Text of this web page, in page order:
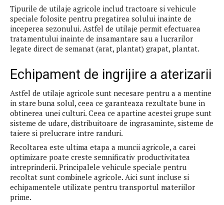
Tipurile de utilaje agricole includ tractoare si vehicule
speciale folosite pentru pregatirea solului inainte de
inceperea sezonului. Astfel de utilaje permit efectuarea
tratamentului inainte de insamantare sau a lucrarilor
legate direct de semanat (arat, plantat) grapat, plantat.
Echipament de ingrijire a aterizarii
Astfel de utilaje agricole sunt necesare pentru a a mentine
in stare buna solul, ceea ce garanteaza rezultate bune in
obtinerea unei culturi. Ceea ce apartine acestei grupe sunt
sisteme de udare, distribuitoare de ingrasaminte, sisteme de
taiere si prelucrare intre randuri.
Recoltarea este ultima etapa a muncii agricole, a carei
optimizare poate creste semnificativ productivitatea
intreprinderii. Principalele vehicule speciale pentru
recoltat sunt combinele agricole. Aici sunt incluse si
echipamentele utilizate pentru transportul materiilor
prime.